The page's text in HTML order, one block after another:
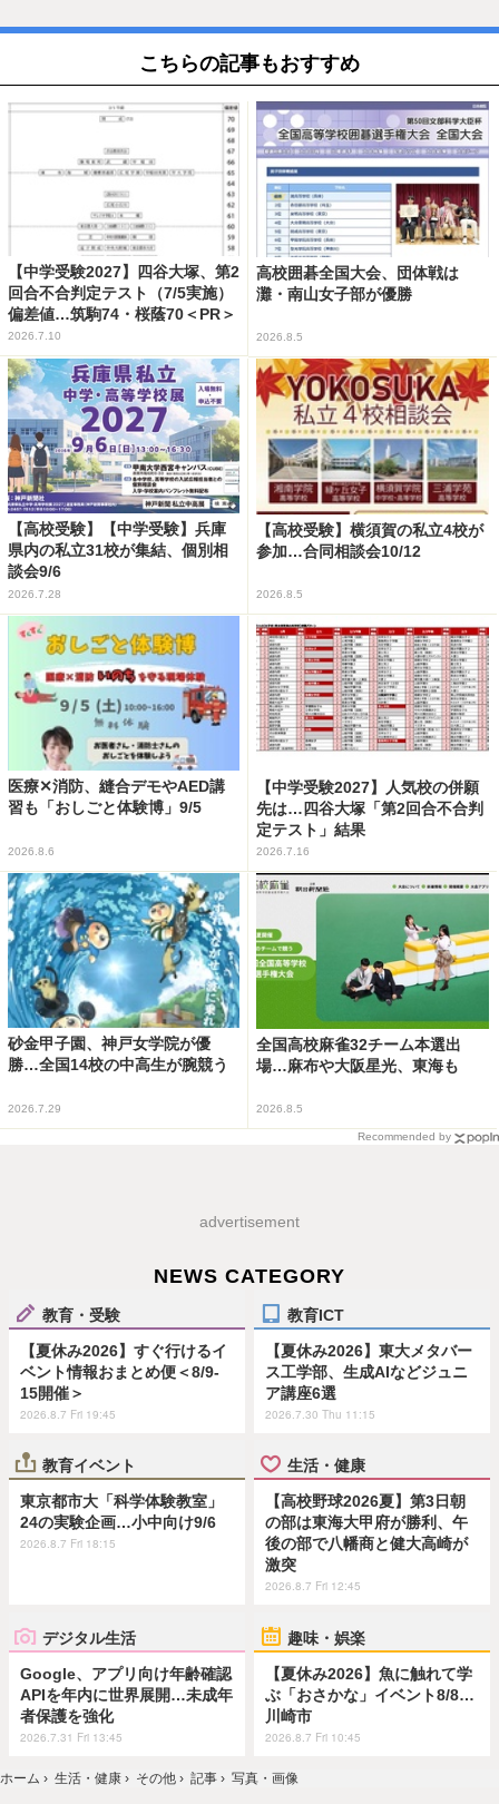
こちらの記事もおすすめ
【中学受験2027】四谷大塚、第2
回合不合判定テスト（7/5実施）
偏差値…筑駒74・桜蔭70＜PR＞
2026.7.10
高校囲碁全国大会、団体戦は
灘・南山女子部が優勝
2026.8.5
【高校受験】【中学受験】兵庫
県内の私立31校が集結、個別相
談会9/6
2026.7.28
【高校受験】横須賀の私立4校が
参加…合同相談会10/12
2026.8.5
医療✕消防、縫合デモやAED講
習も「おしごと体験博」9/5
2026.8.6
【中学受験2027】人気校の併願
先は…四谷大塚「第2回合不合判
定テスト」結果
2026.7.16
砂金甲子園、神戸女学院が優
勝…全国14校の中高生が腕競う
2026.7.29
全国高校麻雀32チーム本選出
場…麻布や大阪星光、東海も
2026.8.5
Recommended by
advertisement
NEWS CATEGORY
教育・受験
【夏休み2026】すぐ行けるイ
ベント情報おまとめ便＜8/9-
15開催＞
2026.8.7 Fri 19:45
教育ICT
【夏休み2026】東大メタバー
ス工学部、生成AIなどジュニ
ア講座6選
2026.7.30 Thu 11:15
教育イベント
東京都市大「科学体験教室」
24の実験企画…小中向け9/6
2026.8.7 Fri 18:15
生活・健康
【高校野球2026夏】第3日朝
の部は東海大甲府が勝利、午
後の部で八幡商と健大高崎が
激突
2026.8.7 Fri 12:45
デジタル生活
Google、アプリ向け年齢確認
APIを年内に世界展開…未成年
者保護を強化
2026.7.31 Fri 13:45
趣味・娯楽
【夏休み2026】魚に触れて学
ぶ「おさかな」イベント8/8…
川崎市
2026.8.7 Fri 10:45
ホーム › 生活・健康 › その他 › 記事 › 写真・画像